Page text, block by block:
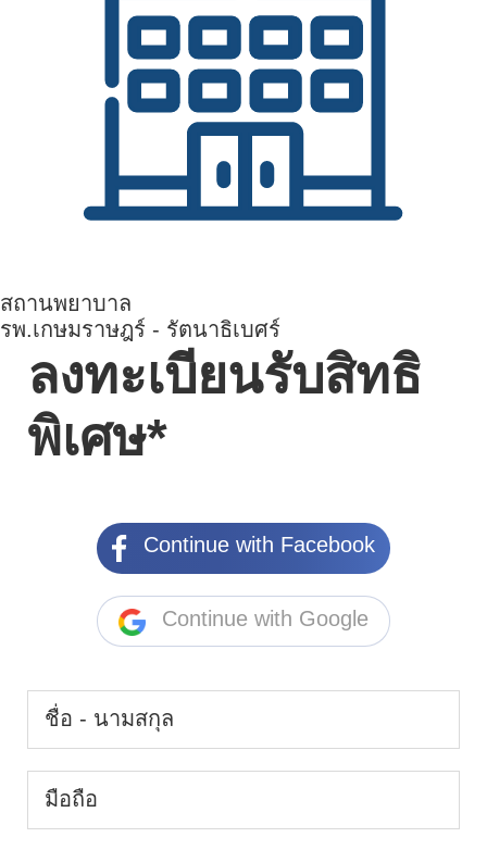
สถานพยาบาล
รพ.เกษมราษฎร์ - รัตนาธิเบศร์
ลงทะเบียนรับสิทธิ
พิเศษ*
Continue with Facebook
Continue with Google